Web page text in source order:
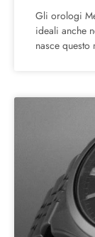
Gli orologi
ideali anche
nasce